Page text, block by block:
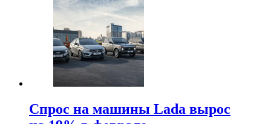
Спрос на машины Lada вырос